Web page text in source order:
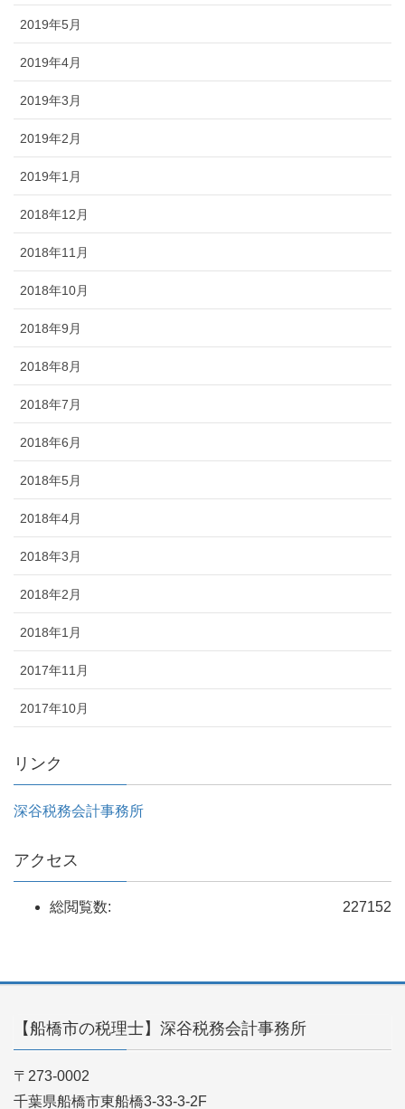
2019年5月
2019年4月
2019年3月
2019年2月
2019年1月
2018年12月
2018年11月
2018年10月
2018年9月
2018年8月
2018年7月
2018年6月
2018年5月
2018年4月
2018年3月
2018年2月
2018年1月
2017年11月
2017年10月
リンク
深谷税務会計事務所
アクセス
227152
総閲覧数:
【船橋市の税理士】深谷税務会計事務所
〒273-0002
千葉県船橋市東船橋3-33-3-2F